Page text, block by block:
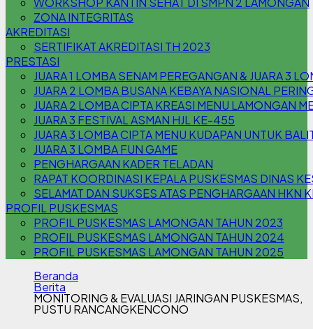
ZONA INTEGRITAS
AKREDITASI
SERTIFIKAT AKREDITASI TH 2023
PRESTASI
JUARA 1 LOMBA SENAM PEREGANGAN & JUARA 3
JUARA 2 LOMBA BUSANA KEBAYA NASIONAL
JUARA 2 LOMBA CIPTA KREASI MENU LAMONGAN
JUARA 3 FESTIVAL ASMAN HJL KE-455
JUARA 3 LOMBA CIPTA MENU KUDAPAN UNTUK
JUARA 3 LOMBA FUN GAME
PENGHARGAAN KADER TELADAN
RAPAT KOORDINASI KEPALA PUSKESMAS DINAS
SELAMAT DAN SUKSES ATAS PENGHARGAAN HKN
PROFIL PUSKESMAS
PROFIL PUSKESMAS LAMONGAN TAHUN 2023
PROFIL PUSKESMAS LAMONGAN TAHUN 2024
PROFIL PUSKESMAS LAMONGAN TAHUN 2025
Beranda
Berita
MONITORING & EVALUASI JARINGAN PUSKESMAS,
PUSTU RANCANGKENCONO